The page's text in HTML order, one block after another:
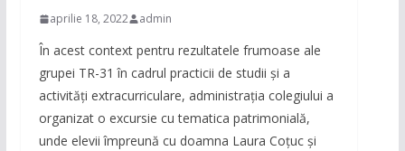
aprilie 18, 2022 admin
În acest context pentru rezultatele frumoase ale
grupei TR-31 în cadrul practicii de studii și a
activități extracurriculare, administrația colegiului a
organizat o excursie cu tematica patrimonială,
unde elevii împreună cu doamna Laura Coțuc și